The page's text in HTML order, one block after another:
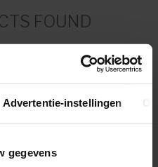
Advertentie-instellingen
gegevens
FOUND
1-0of 0